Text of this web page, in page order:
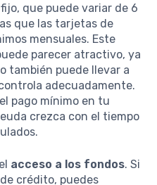
que puede variar de 6
que las tarjetas de
mensuales. Este
parecer atractivo, ya
también puede llevar a
adecuadamente.
pago mínimo en tu
crezca con el tiempo
acceso a los fondos. Si
crédito, puedes